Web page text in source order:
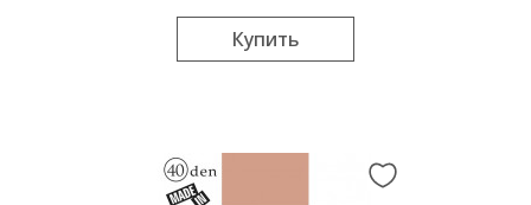
Купить